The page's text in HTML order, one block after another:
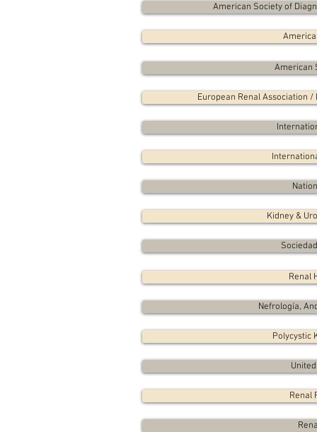
American Society of
American
European Renal Association
Kidney &
Renal
Nefrología,
Polycystic
Renal